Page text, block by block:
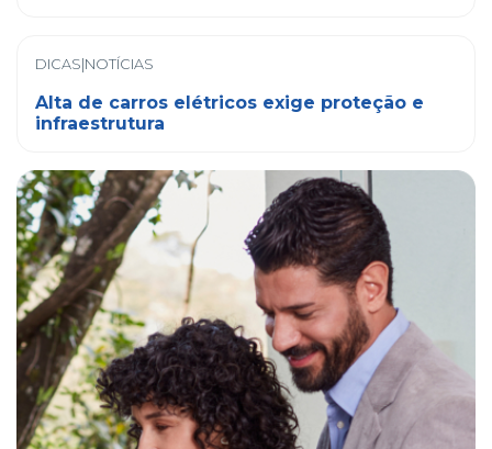
DICAS|NOTÍCIAS
Alta de carros elétricos exige proteção e
infraestrutura